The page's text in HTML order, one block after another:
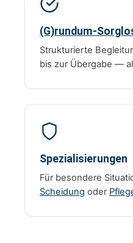
(G)rundum-
Strukturierte
bis zur Übergabe —
Spezialisierungen
Für besondere
Scheidung oder